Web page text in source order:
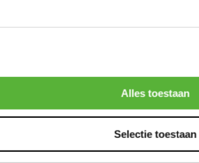
Alles toestaan
Selectie toestaan
NON FIA (universeel)